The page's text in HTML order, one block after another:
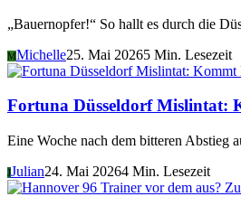
„Bauernopfer!“ So hallt es durch die
MMichelle25. Mai 20265 Min. Lesezeit
Fortuna Düsseldorf Mislintat:
Eine Woche nach dem bitteren Abstieg
JJulian24. Mai 20264 Min. Lesezeit